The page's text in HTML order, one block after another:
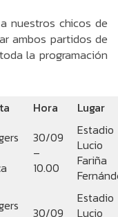
nuestros chicos de
ambos partidos de
la programación
Hora Lugar
30/09
–
10.00
Estadio
Lucio
Fariña
30/09
Estadio
Lucio